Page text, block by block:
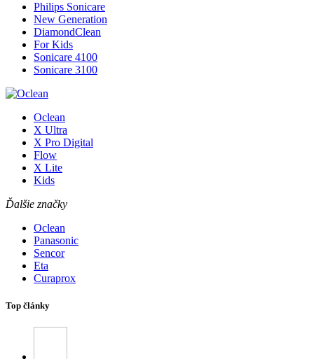
Philips Sonicare
New Generation
DiamondClean
For Kids
Sonicare 4100
Sonicare 3100
Oclean
X Ultra
X Pro Digital
Flow
X Lite
Kids
Ďalšie značky
Oclean
Panasonic
Sencor
Eta
Curaprox
Top články